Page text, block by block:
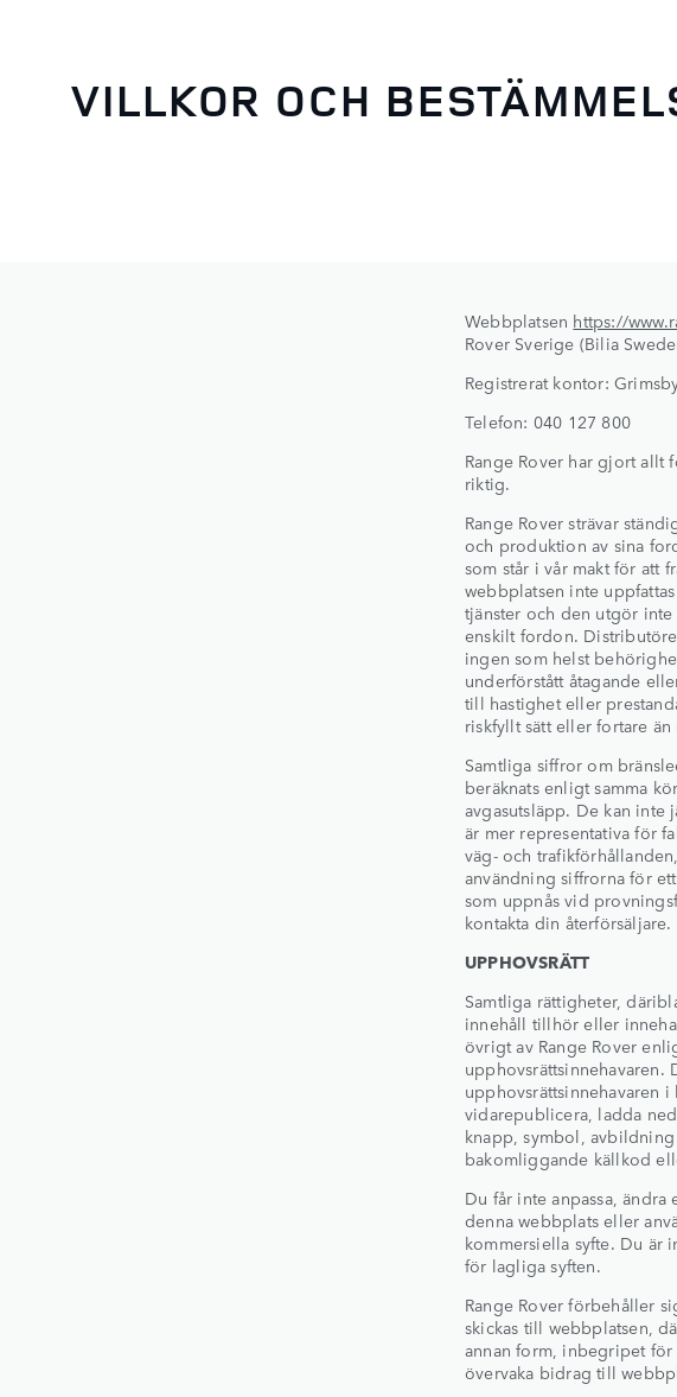
VILLKOR OCH
Webbplatsen https://
Rover Sverige (Bilia
Registrerat kontor:
Telefon: 040 127 800
Range Rover har gjort allt
riktig.
Range Rover strävar
och produktion av sina
som står i vår makt för att
webbplatsen inte
tjänster och den utgör
enskilt fordon.
ingen som helst
underförstått åtagande
till hastighet eller
riskfyllt sätt eller fortare
Samtliga siffror om
beräknats enligt samma
avgasutsläpp. De kan inte
är mer representativa för
väg- och
användning siffrorna för
som uppnås vid
kontakta din återförsäljare.
UPPHOVSRÄTT
Samtliga rättigheter,
innehåll tillhör eller
övrigt av Range Rover
upphovsrättsinnehavaren.
upphovsrättsinnehavaren
vidarepublicera, ladda
knapp, symbol,
bakomliggande källkod
Du får inte anpassa,
denna webbplats eller
kommersiella syfte. Du är
för lagliga syften.
Range Rover förbehåller
skickas till webbplatsen,
annan form, inbegripet för
övervaka bidrag till